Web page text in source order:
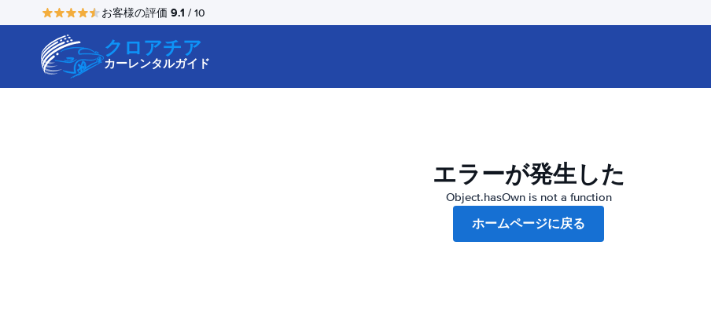
お客様の評価 9.1 / 10
クロアチア
カーレンタルガイド
エラーが発生した
Object.hasOwn is not a function
ホームページに戻る